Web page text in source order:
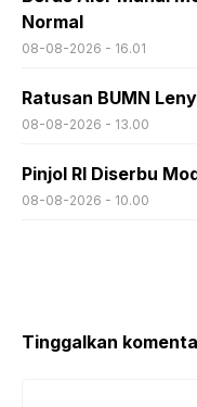
Normal
08-08-2026 - 16.01
Ratusan BUMN
08-08-2026 - 13.00
Pinjol RI Diserbu
08-08-2026 - 10.00
Tinggalkan